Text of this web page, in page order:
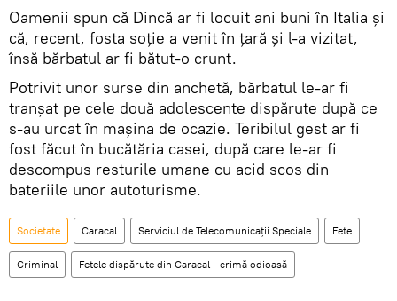
Oamenii spun că Dincă ar fi locuit ani buni în Italia și
că, recent, fosta soție a venit în țară și l-a vizitat,
însă bărbatul ar fi bătut-o crunt.
Potrivit unor surse din anchetă, bărbatul le-ar fi
tranșat pe cele două adolescente dispărute după ce
s-au urcat în mașina de ocazie. Teribilul gest ar fi
fost făcut în bucătăria casei, după care le-ar fi
descompus resturile umane cu acid scos din
bateriile unor autoturisme.
Societate Caracal Serviciul de Telecomunicații Speciale Fete
Criminal Fetele dispărute din Caracal - crimă odioasă